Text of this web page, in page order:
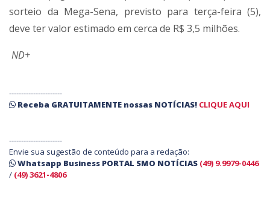
sorteio da Mega-Sena, previsto para terça-feira (5),
deve ter valor estimado em cerca de R$ 3,5 milhões.
ND+
----------------------
Receba GRATUITAMENTE nossas NOTÍCIAS! CLIQUE AQUI
----------------------
Envie sua sugestão de conteúdo para a redação:
Whatsapp Business PORTAL SMO NOTÍCIAS (49) 9.9979-0446
/ (49) 3621-4806